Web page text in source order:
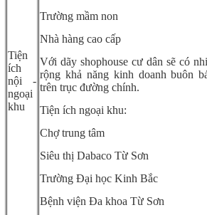
Tiện
ích
nội -
ngoại
khu
Trường mầm non
Nhà hàng cao cấp
Với dãy shophouse cư dân sẽ có
rộng khả năng kinh doanh buôn
trên trục đường chính.
Tiện ích ngoại khu:
Chợ trung tâm
Siêu thị Dabaco Từ Sơn
Trường Đại học Kinh Bắc
Bệnh viện Đa khoa Từ Sơn